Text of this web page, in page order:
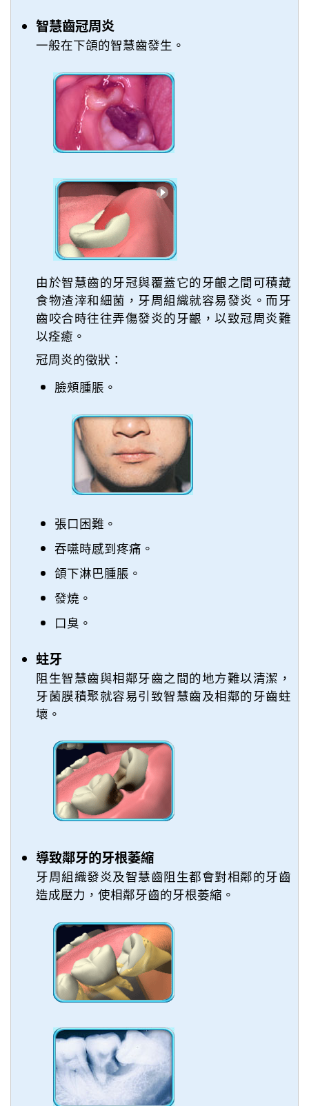
智慧齒冠周炎
一般在下頜的智慧齒發生。
由於智慧齒的牙冠與覆蓋它的牙齦之間可積藏
食物渣滓和細菌，牙周組織就容易發炎。而牙
齒咬合時往往弄傷發炎的牙齦，以致冠周炎難
以痊癒。
冠周炎的徵狀：
臉頰腫脹。
張口困難。
吞嚥時感到疼痛。
頜下淋巴腫脹。
發燒。
口臭。
蛀牙
阻生智慧齒與相鄰牙齒之間的地方難以清潔，
牙菌膜積聚就容易引致智慧齒及相鄰的牙齒蛀
壞。
導致鄰牙的牙根萎縮
牙周組織發炎及智慧齒阻生都會對相鄰的牙齒
造成壓力，使相鄰牙齒的牙根萎縮。